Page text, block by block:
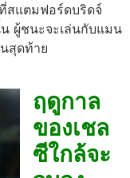
สแตมฟอร์ดบริดจ์
ผู้ชนะจะเล่นกับแมน
สุดท้าย
ฤดูกาล
ของเชล
ซีใกล้จะ